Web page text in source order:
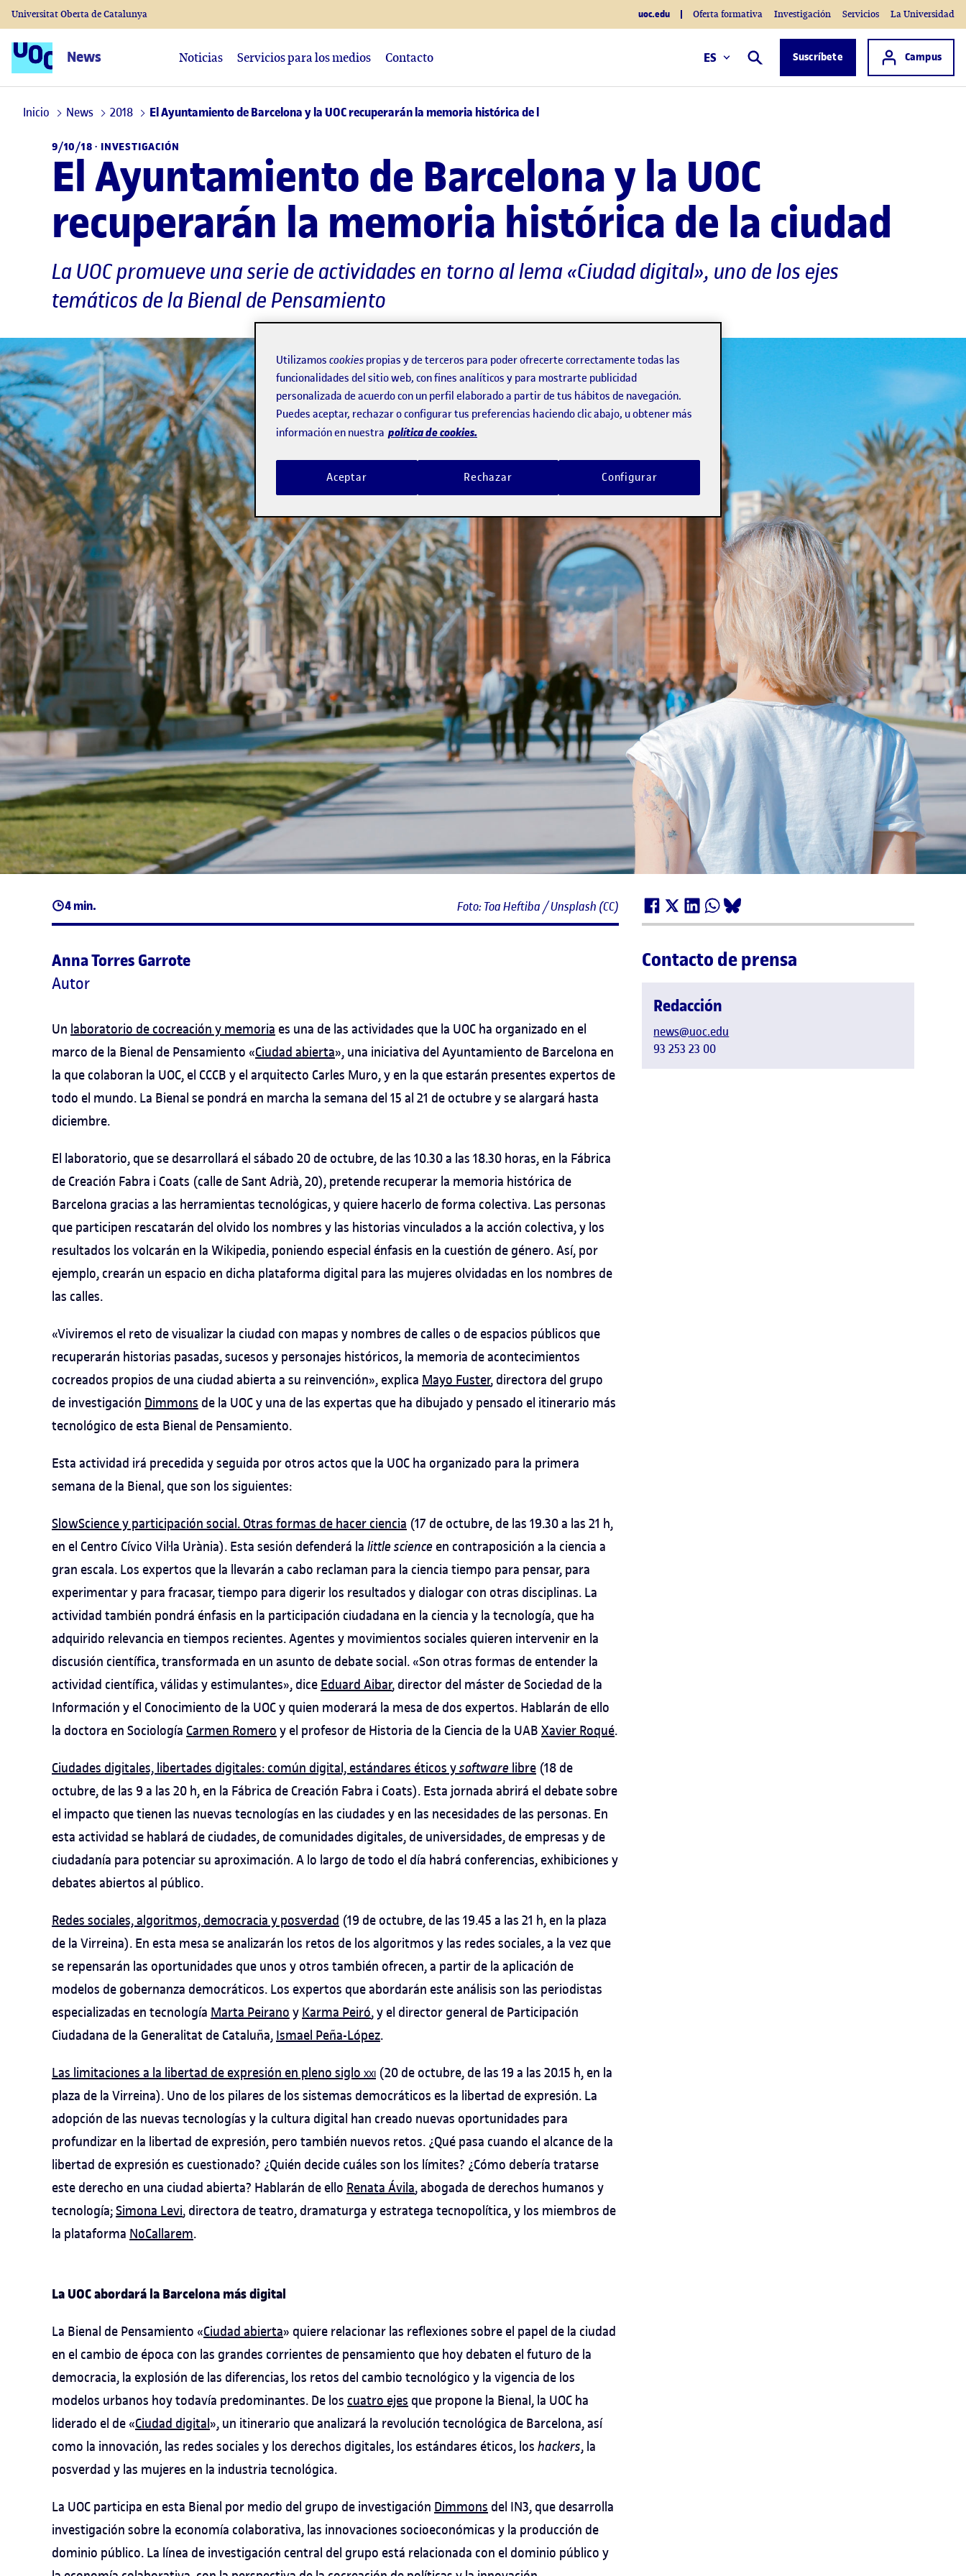
News Buscar Suscríbete Acceso a
Campus
Noticias Servicios para los medios Contacto ES
Universitat Oberta de Catalunya uoc.edu Oferta formativa Investigación Servicios La Universidad
Inicio News 2018 El Ayuntamiento de Barcelona y la UOC recuperarán la memoria histórica de l
9/10/18 · INVESTIGACIÓN
El Ayuntamiento de Barcelona y la UOC
recuperarán la memoria histórica de la ciudad
La UOC promueve una serie de actividades en torno al lema «Ciudad digital», uno de los ejes
temáticos de la Bienal de Pensamiento
4 min. Foto: Toa Heftiba / Unsplash (CC)
Anna Torres Garrote
Autor
Un laboratorio de cocreación y memoria es una de las actividades que la UOC ha organizado en el
marco de la Bienal de Pensamiento «Ciudad abierta», una iniciativa del Ayuntamiento de Barcelona en
la que colaboran la UOC, el CCCB y el arquitecto Carles Muro, y en la que estarán presentes expertos de
todo el mundo. La Bienal se pondrá en marcha la semana del 15 al 21 de octubre y se alargará hasta
diciembre.
El laboratorio, que se desarrollará el sábado 20 de octubre, de las 10.30 a las 18.30 horas, en la Fábrica
de Creación Fabra i Coats (calle de Sant Adrià, 20), pretende recuperar la memoria histórica de
Barcelona gracias a las herramientas tecnológicas, y quiere hacerlo de forma colectiva. Las personas
que participen rescatarán del olvido los nombres y las historias vinculados a la acción colectiva, y los
resultados los volcarán en la Wikipedia, poniendo especial énfasis en la cuestión de género. Así, por
ejemplo, crearán un espacio en dicha plataforma digital para las mujeres olvidadas en los nombres de
las calles.
«Viviremos el reto de visualizar la ciudad con mapas y nombres de calles o de espacios públicos que
recuperarán historias pasadas, sucesos y personajes históricos, la memoria de acontecimientos
cocreados propios de una ciudad abierta a su reinvención», explica Mayo Fuster, directora del grupo
de investigación Dimmons de la UOC y una de las expertas que ha dibujado y pensado el itinerario más
tecnológico de esta Bienal de Pensamiento.
Esta actividad irá precedida y seguida por otros actos que la UOC ha organizado para la primera
semana de la Bienal, que son los siguientes:
SlowScience y participación social. Otras formas de hacer ciencia (17 de octubre, de las 19.30 a las 21 h,
en el Centro Cívico Vil·la Urània). Esta sesión defenderá la little science en contraposición a la ciencia a
gran escala. Los expertos que la llevarán a cabo reclaman para la ciencia tiempo para pensar, para
experimentar y para fracasar, tiempo para digerir los resultados y dialogar con otras disciplinas. La
actividad también pondrá énfasis en la participación ciudadana en la ciencia y la tecnología, que ha
adquirido relevancia en tiempos recientes. Agentes y movimientos sociales quieren intervenir en la
discusión científica, transformada en un asunto de debate social. «Son otras formas de entender la
actividad científica, válidas y estimulantes», dice Eduard Aibar, director del máster de Sociedad de la
Información y el Conocimiento de la UOC y quien moderará la mesa de dos expertos. Hablarán de ello
la doctora en Sociología Carmen Romero y el profesor de Historia de la Ciencia de la UAB Xavier Roqué.
Ciudades digitales, libertades digitales: común digital, estándares éticos ysoftware libre (18 de
octubre, de las 9 a las 20 h, en la Fábrica de Creación Fabra i Coats). Esta jornada abrirá el debate sobre
el impacto que tienen las nuevas tecnologías en las ciudades y en las necesidades de las personas. En
esta actividad se hablará de ciudades, de comunidades digitales, de universidades, de empresas y de
ciudadanía para potenciar su aproximación. A lo largo de todo el día habrá conferencias, exhibiciones y
debates abiertos al público.
Redes sociales, algoritmos, democracia y posverdad (19 de octubre, de las 19.45 a las 21 h, en la plaza
de la Virreina). En esta mesa se analizarán los retos de los algoritmos y las redes sociales, a la vez que
se repensarán las oportunidades que unos y otros también ofrecen, a partir de la aplicación de
modelos de gobernanza democráticos. Los expertos que abordarán este análisis son las periodistas
especializadas en tecnología Marta Peirano y Karma Peiró, y el director general de Participación
Ciudadana de la Generalitat de Cataluña, Ismael Peña-López.
Las limitaciones a la libertad de expresión en pleno siglo xxi (20 de octubre, de las 19 a las 20.15 h, en la
plaza de la Virreina). Uno de los pilares de los sistemas democráticos es la libertad de expresión. La
adopción de las nuevas tecnologías y la cultura digital han creado nuevas oportunidades para
profundizar en la libertad de expresión, pero también nuevos retos. ¿Qué pasa cuando el alcance de la
libertad de expresión es cuestionado? ¿Quién decide cuáles son los límites? ¿Cómo debería tratarse
este derecho en una ciudad abierta? Hablarán de ello Renata Ávila, abogada de derechos humanos y
tecnología;Simona Levi, directora de teatro, dramaturga y estratega tecnopolítica, y los miembros de
la plataforma NoCallarem.
La UOC abordará la Barcelona más digital
La Bienal de Pensamiento «Ciudad abierta» quiere relacionar las reflexiones sobre el papel de la ciudad
en el cambio de época con las grandes corrientes de pensamiento que hoy debaten el futuro de la
democracia, la explosión de las diferencias, los retos del cambio tecnológico y la vigencia de los
modelos urbanos hoy todavía predominantes. De los cuatro ejes que propone la Bienal, la UOC ha
liderado el de «Ciudad digital», un itinerario que analizará la revolución tecnológica de Barcelona, así
como la innovación, las redes sociales y los derechos digitales, los estándares éticos, los hackers, la
posverdad y las mujeres en la industria tecnológica.
La UOC participa en esta Bienal por medio del grupo de investigación Dimmons del IN3, que desarrolla
investigación sobre la economía colaborativa, las innovaciones socioeconómicas y la producción de
dominio público. La línea de investigación central del grupo está relacionada con el dominio público y
Contacto de prensa
Redacción
news@uoc.edu
93 253 23 00
Utilizamos cookies propias y de terceros para poder ofrecerte correctamente todas las
funcionalidades del sitio web, con fines analíticos y para mostrarte publicidad
personalizada de acuerdo con un perfil elaborado a partir de tus hábitos de navegación.
Puedes aceptar, rechazar o configurar tus preferencias haciendo clic abajo, u obtener más
información en nuestra política de cookies.
Rechazar
Aceptar Configurar